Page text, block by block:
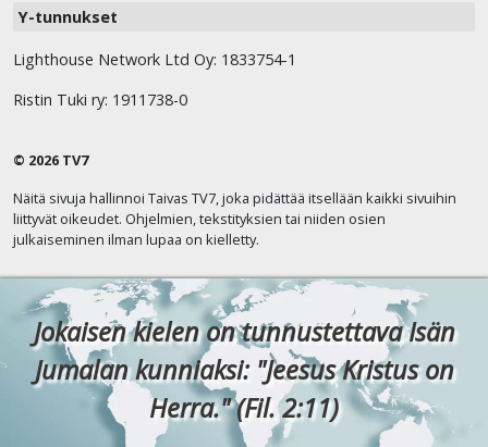
Y-tunnukset
Lighthouse Network Ltd Oy: 1833754-1
Ristin Tuki ry: 1911738-0
© 2026 TV7
Näitä sivuja hallinnoi Taivas TV7, joka pidättää itsellään kaikki sivuihin
liittyvät oikeudet. Ohjelmien, tekstityksien tai niiden osien
julkaiseminen ilman lupaa on kielletty.
Jokaisen kielen on tunnustettava Isän
Jumalan kunniaksi: "Jeesus Kristus on
Herra." (Fil. 2:11)